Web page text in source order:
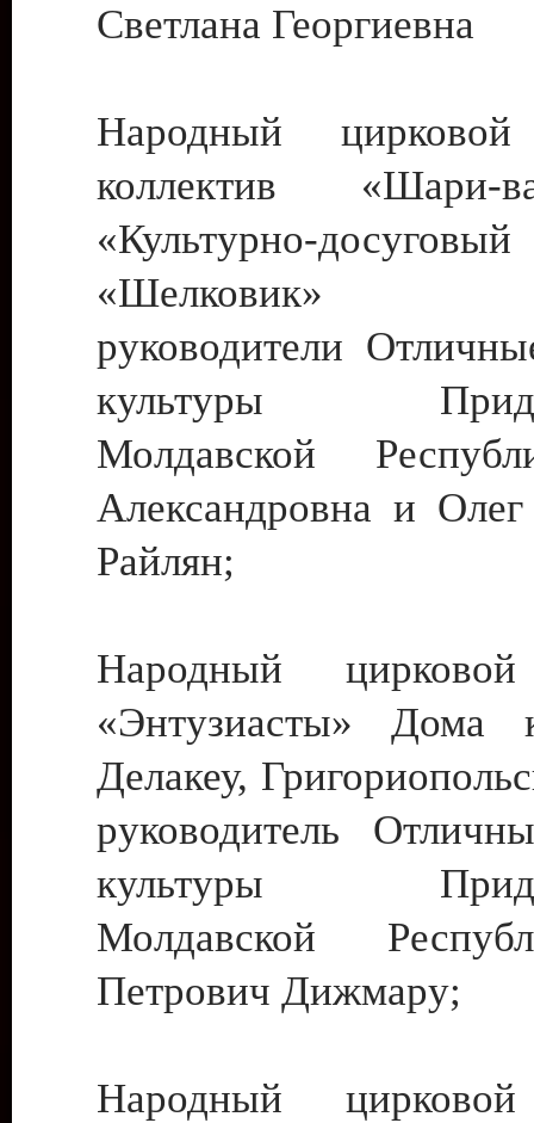
Светлана Георгиевна
Народный цирковой
коллектив
«Культурно-
«Шелковик»
руководители
культуры
Молдавской
Александровна и
Райлян;
Народный цирковой
«Энтузиасты» Дома
Делакеу,
руководитель
культуры
Молдавской
Петрович Дижмару;
Народный цирковой